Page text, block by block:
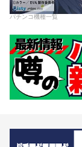
パチンコ機種一覧